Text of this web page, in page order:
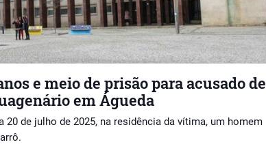
e meio de prisão para acusado de
em Águeda
20 de julho de 2025, na residência da vítima, um homem